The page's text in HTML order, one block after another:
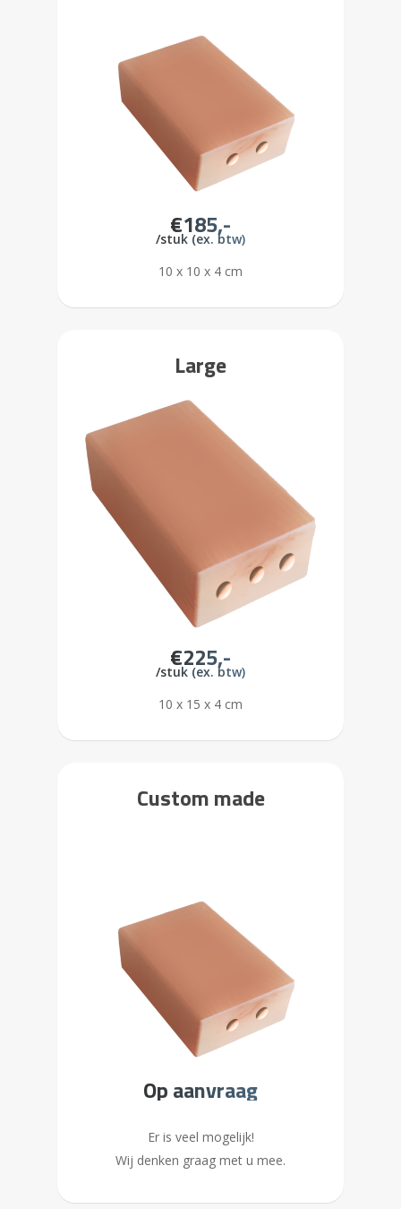
€185,-
/stuk (ex. btw)
10 x 10 x 4 cm
Large
€225,-
/stuk (ex. btw)
10 x 15 x 4 cm
Custom made
Op aanvraag
Er is veel mogelijk!
Wij denken graag met u mee.